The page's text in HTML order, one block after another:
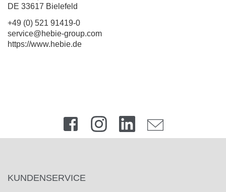
DE 33617 Bielefeld
+49 (0) 521 91419-0
service@hebie-group.com
https://www.hebie.de
KUNDENSERVICE